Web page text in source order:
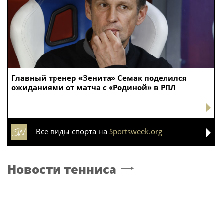
Главный тренер «Зенита» Семак поделился
ожиданиями от матча с «Родиной» в РПЛ
Все виды спорта на Sportsweek.org
Новости тенниса